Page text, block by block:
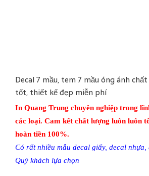
Decal 7 mầu, tem 7 mầu óng ánh
tốt, thiết kế đẹp miễn phí
In Quang Trung chuyên nghiệp trong
các loại. Cam kết chất lượng luôn luôn
hoàn tiền 100%.
Có rất nhiều mẫu decal giấy, decal
Quý khách lựa chọn